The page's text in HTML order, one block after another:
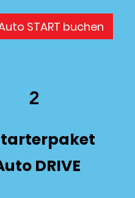
START buchen
2
DRIVE